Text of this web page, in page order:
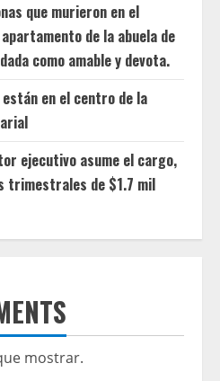
que murieron en el
de la abuela de
como amable y devota.
en el centro de la
ejecutivo asume el cargo,
trimestrales de $1.7 mil
mostrar.